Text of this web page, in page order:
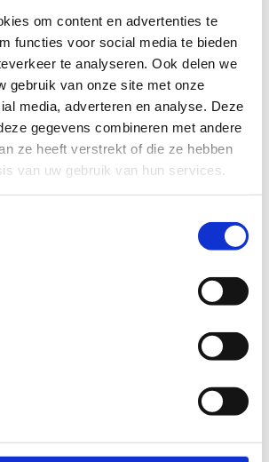
om content en advertenties te
functies voor social media te bieden
te analyseren. Ook delen we
gebruik van onze site met onze
media, adverteren en analyse. Deze
gegevens combineren met andere
ze heeft verstrekt of die ze hebben
van uw gebruik van hun services.
die gelinkt zijn met de
met oog voor biodiversiteit en
en waterbeheer). Om dit mogelijk te
aan kennisontwikkeling,
ondersteuning van pilootprojecten.
door de Green Deal Sportdomeinen
generaal bij Sport
tegen gevaren zoals wateroverlast,
en om hen echt een blauwgroene
vormen voor hun omgeving en hun